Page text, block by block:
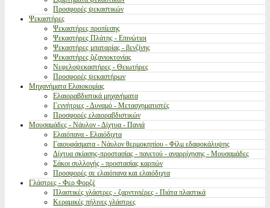
Προσφορές ψεκαστικών
Ψεκαστήρες
Ψεκαστήρες προπίεσης
Ψεκαστήρες Πλάτης - Επινώτιοι
Ψεκαστήρες μπαταρίας - βενζίνης
Ψεκαστήρες ζιζανιοκτονίας
Νεφελοψεκαστήρες - Θειωτήρες
Προσφορές ψεκαστήρων
Μηχανήματα Ελαιοκομίας
Ελαιοραβδιστικά μηχανήματα
Γεννήτριες - Δυναμό - Μετασχηματιστές
Προσφορές ελαιοραβδιστικών
Μουσαμάδες - Νάυλον - Δίχτυα - Πανιά
Ελαιόπανα - Ελαιόδιχτα
Γαιουφάσματα - Νάυλον θερμοκηπίου - Φίλμ εδαφοκάλυψης
Δίχτυα σκίασης-προστασίας - παγετού - αναρρίχησης - Μουσαμάδες
Σάκοι συλλογής - προστασίας καρπών
Προσφορές σε ελαιόπανα και ελαιόδιχτα
Γλάστρες - Φερ Φορζέ
Πλαστικές γλάστρες - ζαρντινιέρες - Πιάτα πλαστικά
Κεραμικές πήλινες γλάστρες